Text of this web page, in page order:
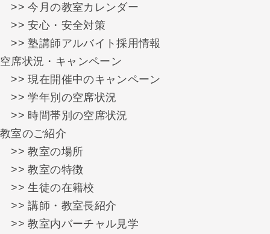
>> 今月の教室カレンダー
>> 安心・安全対策
>> 塾講師アルバイト採用情報
空席状況・キャンペーン
>> 現在開催中のキャンペーン
>> 学年別の空席状況
>> 時間帯別の空席状況
教室のご紹介
>> 教室の場所
>> 教室の特徴
>> 生徒の在籍校
>> 講師・教室長紹介
>> 教室内バーチャル見学